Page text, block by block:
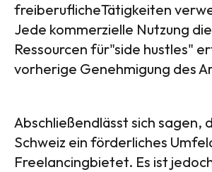
freiberuflicheTätigkeiten
Jede kommerzielle Nutzung
Ressourcen für"side hustles"
vorherige Genehmigung des
Abschließendlässt sich sagen,
Schweiz ein förderliches
Freelancingbietet. Es ist